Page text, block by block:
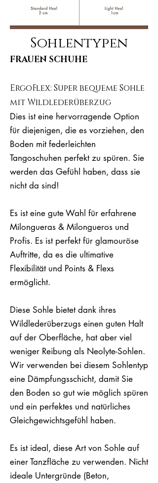
Sohlentypen
FRAUEN SCHUHE
ErgoFlex: Super bequeme Sohle
mit Wildlederüberzug
Dies ist eine hervorragende Option
für diejenigen, die es vorziehen, den
Boden mit federleichten
Tangoschuhen perfekt zu spüren. Sie
werden das Gefühl haben, dass sie
nicht da sind!
Es ist eine gute Wahl für erfahrene
Milongueras & Milongueros und
Profis. Es ist perfekt für glamouröse
Auftritte, da es die ultimative
Flexibilität und Points & Flexs
ermöglicht.
Diese Sohle bietet dank ihres
Wildlederüberzugs einen guten Halt
auf der Oberfläche, hat aber viel
weniger Reibung als Neolyte-Sohlen.
Wir verwenden bei diesem Sohlentyp
eine Dämpfungsschicht, damit Sie
den Boden so gut wie möglich spüren
und ein perfektes und natürliches
Gleichgewichtsgefühl haben.
Es ist ideal, diese Art von Sohle auf
einer Tanzfläche zu verwenden. Nicht
ideale Untergründe (Beton,